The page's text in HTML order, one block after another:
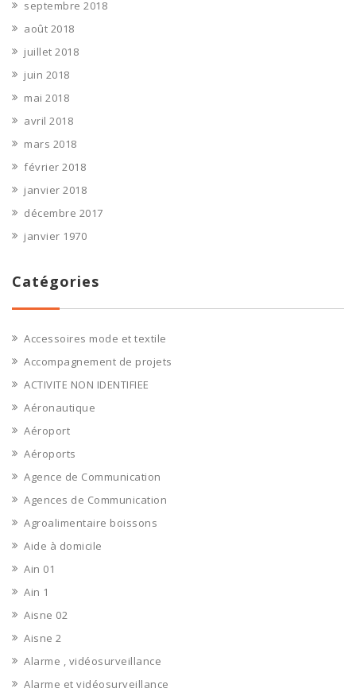
septembre 2018
août 2018
juillet 2018
juin 2018
mai 2018
avril 2018
mars 2018
février 2018
janvier 2018
décembre 2017
janvier 1970
Catégories
Accessoires mode et textile
Accompagnement de projets
ACTIVITE NON IDENTIFIEE
Aéronautique
Aéroport
Aéroports
Agence de Communication
Agences de Communication
Agroalimentaire boissons
Aide à domicile
Ain 01
Ain 1
Aisne 02
Aisne 2
Alarme , vidéosurveillance
Alarme et vidéosurveillance